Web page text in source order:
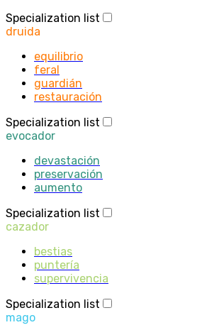
Specialization list
druida
equilibrio
feral
guardián
restauración
Specialization list
evocador
devastación
preservación
aumento
Specialization list
cazador
bestias
puntería
supervivencia
Specialization list
mago